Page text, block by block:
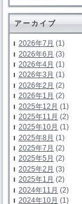
アーカイブ
2026年7月 (1)
2026年6月 (3)
2026年4月 (1)
2026年3月 (1)
2026年2月 (2)
2026年1月 (2)
2025年12月 (1)
2025年11月 (2)
2025年10月 (1)
2025年8月 (1)
2025年7月 (2)
2025年5月 (2)
2025年2月 (3)
2025年1月 (2)
2024年11月 (2)
2024年10月 (1)